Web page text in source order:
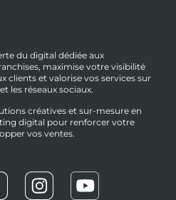
du digital dédiée aux
maximise votre visibilité
clients et valorise vos services sur
les réseaux sociaux.
créatives et sur-mesure en
digital pour renforcer votre
vos ventes.